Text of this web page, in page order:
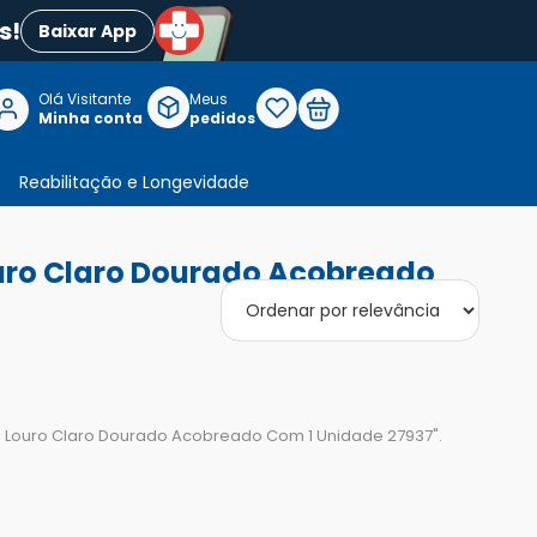
Baixar App
Olá Visitante
Minha conta
Meus
pedidos
Reabilitação e Longevidade
Claro Dourado Acobreado
Louro Claro Dourado Acobreado Com 1 Unidade 27937".